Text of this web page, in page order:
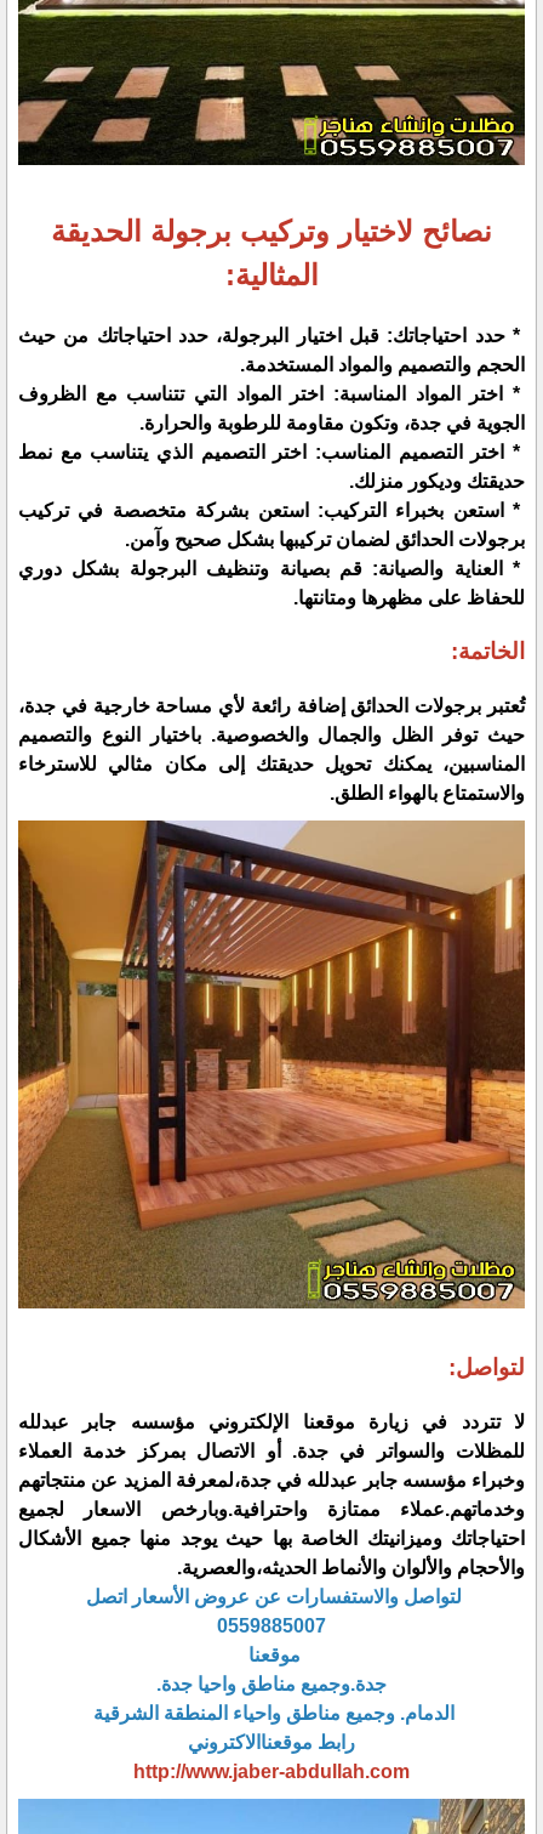
نصائح لاختيار وتركيب برجولة الحديقة
المثالية:
* حدد احتياجاتك: قبل اختيار البرجولة، حدد احتياجاتك من حيث
الحجم والتصميم والمواد المستخدمة.
* اختر المواد المناسبة: اختر المواد التي تتناسب مع الظروف
الجوية في جدة، وتكون مقاومة للرطوبة والحرارة.
* اختر التصميم المناسب: اختر التصميم الذي يتناسب مع نمط
حديقتك وديكور منزلك.
* استعن بخبراء التركيب: استعن بشركة متخصصة في تركيب
برجولات الحدائق لضمان تركيبها بشكل صحيح وآمن.
* العناية والصيانة: قم بصيانة وتنظيف البرجولة بشكل دوري
للحفاظ على مظهرها ومتانتها.
الخاتمة:
تُعتبر برجولات الحدائق إضافة رائعة لأي مساحة خارجية في جدة،
حيث توفر الظل والجمال والخصوصية. باختيار النوع والتصميم
المناسبين، يمكنك تحويل حديقتك إلى مكان مثالي للاسترخاء
والاستمتاع بالهواء الطلق.
لتواصل:
لا تتردد في زيارة موقعنا الإلكتروني مؤسسه جابر عبدلله
للمظلات والسواتر في جدة. أو الاتصال بمركز خدمة العملاء
وخبراء مؤسسه جابر عبدلله في جدة،لمعرفة المزيد عن منتجاتهم
وخدماتهم.عملاء ممتازة واحترافية.وبارخص الاسعار لجميع
احتياجاتك وميزانيتك الخاصة بها حيث يوجد منها جميع الأشكال
والأحجام والألوان والأنماط الحديثه،والعصرية.
لتواصل والاستفسارات عن عروض الأسعار اتصل
0559885007
موقعنا
جدة.وجميع مناطق واحيا جدة.
الدمام. وجميع مناطق واحياء المنطقة الشرقية
رابط موقعناالاكتروني
http://www.jaber-abdullah.com